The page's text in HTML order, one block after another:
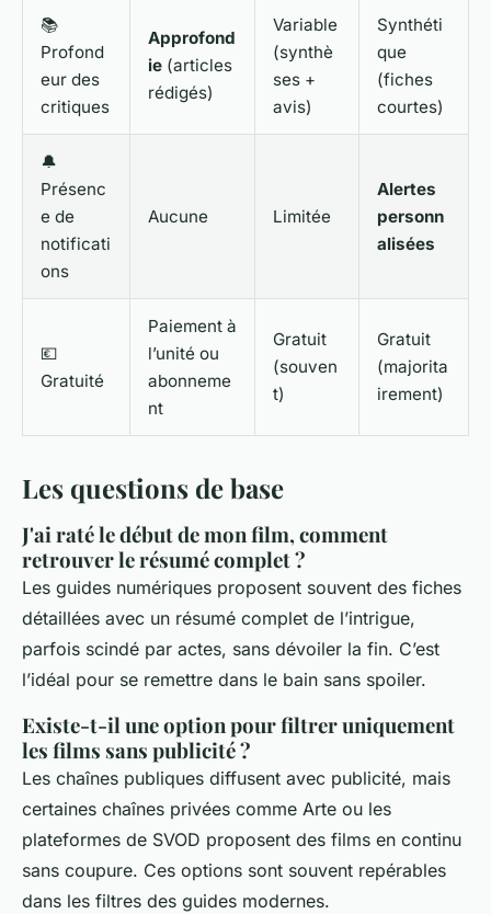
📚
Profond
eur des
critiques
Approfond
ie (articles
rédigés)
Variable
(synthè
ses +
avis)
Synthéti
que
(fiches
courtes)
🔔
Présenc
e de
notificati
ons
Aucune Limitée
Alertes
personn
alisées
💶
Gratuité
Paiement à
l’unité ou
abonneme
nt
Gratuit
(souven
t)
Gratuit
(majorita
irement)
Les questions de base
J'ai raté le début de mon film, comment
retrouver le résumé complet ?
Les guides numériques proposent souvent des fiches
détaillées avec un résumé complet de l’intrigue,
parfois scindé par actes, sans dévoiler la fin. C’est
l’idéal pour se remettre dans le bain sans spoiler.
Existe-t-il une option pour filtrer uniquement
les films sans publicité ?
Les chaînes publiques diffusent avec publicité, mais
certaines chaînes privées comme Arte ou les
plateformes de SVOD proposent des films en continu
sans coupure. Ces options sont souvent repérables
dans les filtres des guides modernes.